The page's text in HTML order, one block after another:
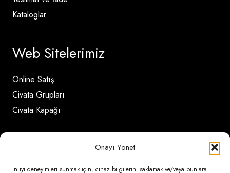
Onayı Yönet
En iyi deneyimleri sunmak için, cihaz bilgilerini saklamak ve/veya bunlara
Kataloglar
Web Sitelerimiz
Online Satış
Civata Grupları
Civata Kapağı
İletişim Detayları